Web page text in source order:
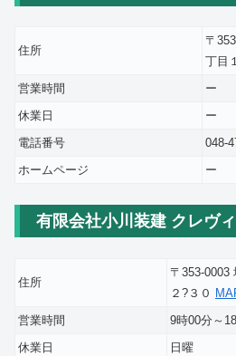
住所
〒
丁目
営業時間
ー
休業日
ー
電話番号
048-
ホームページ
ー
有限会社小川装建 クレヴ
住所
〒353-0003
２?３０
営業時間
9時00分～
休業日
日曜